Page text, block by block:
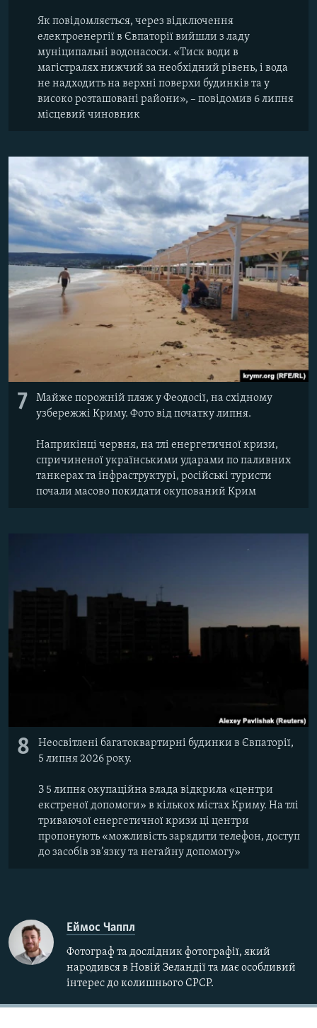
Як повідомляється, через відключення
електроенергії в Євпаторії вийшли з ладу
муніципальні водонасоси. «Тиск води в
магістралях нижчий за необхідний рівень, і вода
не надходить на верхні поверхи будинків та у
високо розташовані райони», – повідомив 6 липня
місцевий чиновник
7
Майже порожній пляж у Феодосії, на східному
узбережжі Криму. Фото від початку липня.
Наприкінці червня, на тлі енергетичної кризи,
спричиненої українськими ударами по паливних
танкерах та інфраструктурі, російські туристи
почали масово покидати окупований Крим
8
Неосвітлені багатоквартирні будинки в Євпаторії,
5 липня 2026 року.
З 5 липня окупаційна влада відкрила «центри
екстреної допомоги» в кількох містах Криму. На тлі
триваючої енергетичної кризи ці центри
пропонують «можливість зарядити телефон, доступ
до засобів зв’язку та негайну допомогу»
Еймос Чаппл
Фотограф та дослідник фотографії, який
народився в Новій Зеландії та має особливий
інтерес до колишнього СРСР.